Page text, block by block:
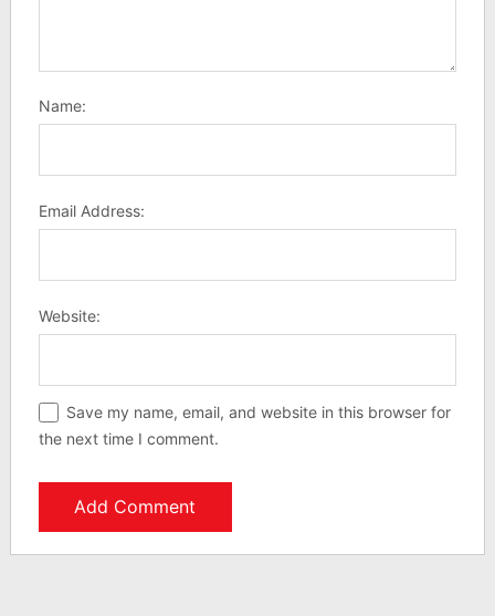
Name:
Email Address:
Website:
Save my name, email, and website in this browser for
the next time I comment.